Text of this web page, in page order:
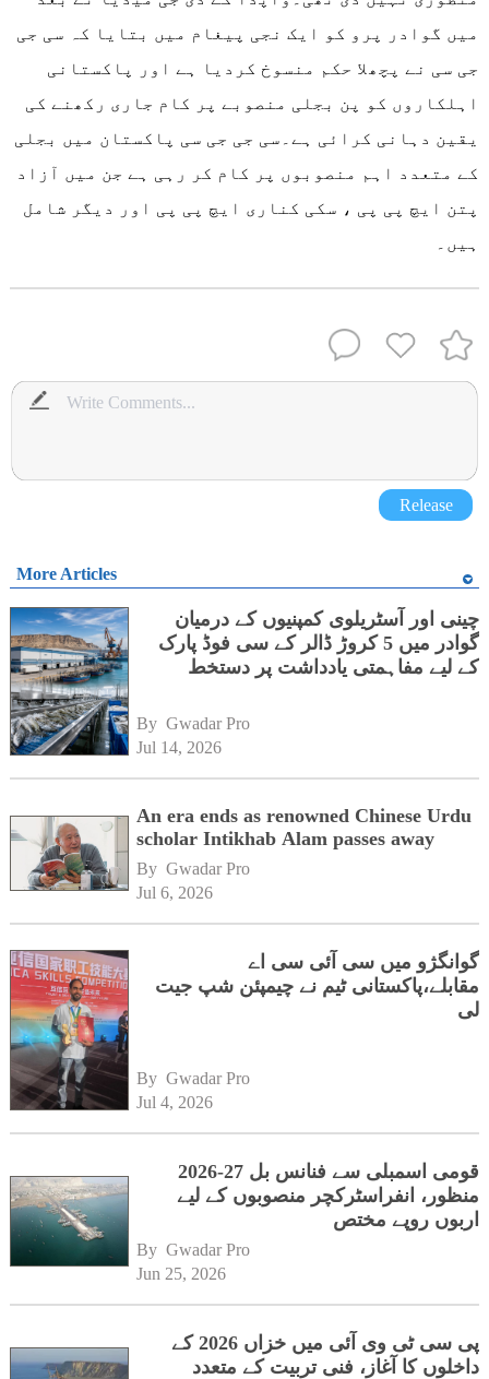
میں گوادر پرو کو ایک نجی پیغام میں بتایا کہ سی جی
جی سی نے پچھلا حکم منسوخ کردیا ہے اور پاکستانی
اہلکاروں کو پن بجلی منصوبے پر کام جاری رکھنے کی
یقین دہانی کرائی ہے۔سی جی جی سی پاکستان میں بجلی
کے متعدد اہم منصوبوں پر کام کر رہی ہے جن میں آزاد
پتن ایچ پی پی ، سکی کناری ایچ پی پی اور دیگر شامل
ہیں۔
Release
More Articles
چینی اور آسٹریلوی کمپنیوں کے درمیان
گوادر میں 5 کروڑ ڈالر کے سی فوڈ پارک
کے لیے مفاہمتی یادداشت پر دستخط
By Gwadar Pro
Jul 14, 2026
An era ends as renowned Chinese Urdu
scholar Intikhab Alam passes away
By Gwadar Pro
Jul 6, 2026
گوانگژو میں سی آئی سی اے
مقابلے،پاکستانی ٹیم نے چیمپئن شپ جیت
لی
By Gwadar Pro
Jul 4, 2026
قومی اسمبلی سے فنانس بل 27-2026
منظور، انفراسٹرکچر منصوبوں کے لیے
اربوں روپے مختص
By Gwadar Pro
Jun 25, 2026
پی سی ٹی وی آئی میں خزاں 2026 کے
داخلوں کا آغاز، فنی تربیت کے متعدد